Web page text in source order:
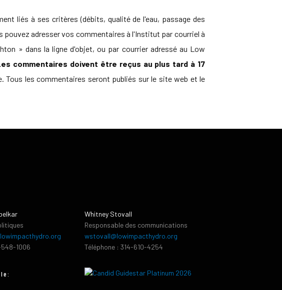
liés à ses critères (débits, qualité de l'eau, passage des
adresser vos commentaires à l'Institut par courriel à
» dans la ligne d'objet, ou par courrier adressé au Low
commentaires doivent être reçus au plus tard à 17
les commentaires seront publiés sur le site web et le
548-1006
Whitney Stovall
Responsable des communications
wstovall@lowimpacthydro.org
Téléphone : 314-610-4254